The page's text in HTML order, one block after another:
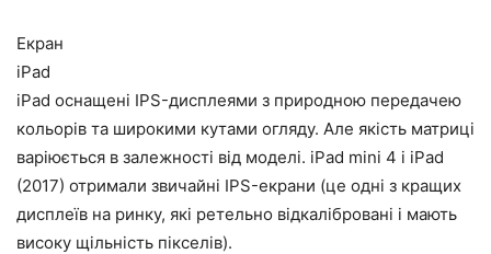
Екран
iPad
iPad оснащені IPS-дисплеями з природною передачею
кольорів та широкими кутами огляду. Але якість матриці
варіюється в залежності від моделі. iPad mini 4 і iPad
(2017) отримали звичайні IPS-екрани (це одні з кращих
дисплеїв на ринку, які ретельно відкалібровані і мають
високу щільність пікселів).